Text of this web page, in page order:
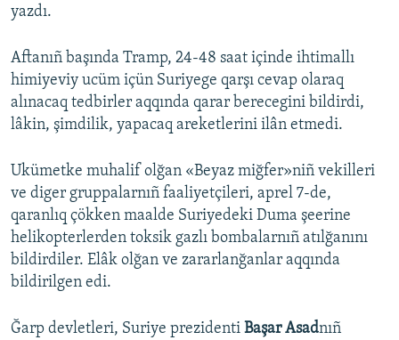
yazdı.
Aftanıñ başında Tramp, 24-48 saat içinde ihtimallı
himiyeviy ucüm içün Suriyege qarşı cevap olaraq
alınacaq tedbirler aqqında qarar berecegini bildirdi,
lâkin, şimdilik, yapacaq areketlerini ilân etmedi.
Ukümetke muhalif olğan «Beyaz miğfer»niñ vekilleri
ve diger gruppalarnıñ faaliyetçileri, aprel 7-de,
qaranlıq çökken maalde Suriyedeki Duma şeerine
helikopterlerden toksik gazlı bombalarnıñ atılğanını
bildirdiler. Elâk olğan ve zararlanğanlar aqqında
bildirilgen edi.
Ğarp devletleri, Suriye prezidenti Başar Asadnıñ